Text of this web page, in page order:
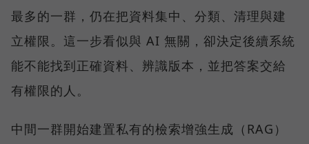
最多的一群，仍在把資料集中、分類、清理與建
立權限。這一步看似與 AI 無關，卻決定後續系統
能不能找到正確資料、辨識版本，並把答案交給
有權限的人。
中間一群開始建置私有的檢索增強生成（RAG）